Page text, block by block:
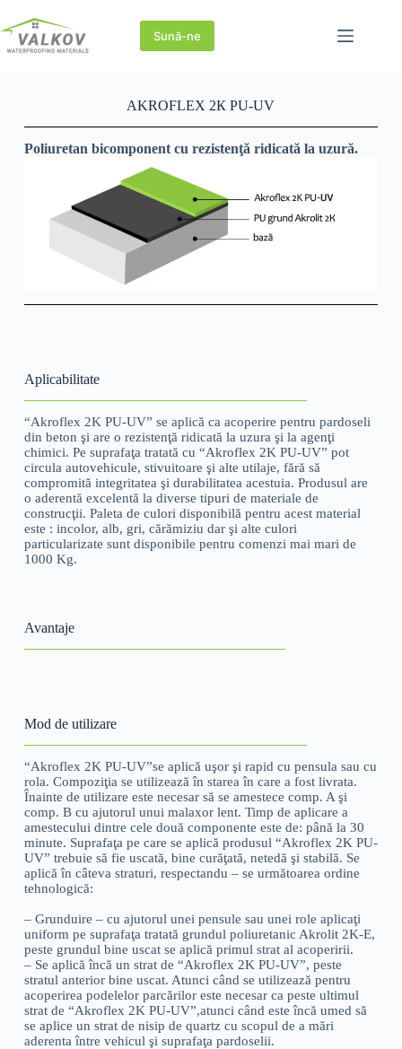
Sună-ne
AKROFLEX 2К PU-UV
Poliuretan bicomponent cu rezistenţă ridicată la uzură.
Aplicabilitate
“Akroflex 2K PU-UV” se aplică ca acoperire pentru pardoseli
din beton şi are o rezistenţă ridicată la uzura şi la agenţi
chimici. Pe suprafaţa tratată cu “Akroflex 2K PU-UV” pot
circula autovehicule, stivuitoare şi alte utilaje, fără să
compromită integritatea şi durabilitatea acestuia. Produsul are
o aderentă excelentă la diverse tipuri de materiale de
construcţii. Paleta de culori disponibilă pentru acest material
este : incolor, alb, gri, cărămiziu dar şi alte culori
particularizate sunt disponibile pentru comenzi mai mari de
1000 Kg.
Avantaje
Mod de utilizare
“Akroflex 2K PU-UV”se aplică uşor şi rapid cu pensula sau cu
rola. Compoziţia se utilizează în starea în care a fost livrata.
Înainte de utilizare este necesar să se amestece comp. A şi
comp. B cu ajutorul unui malaxor lent. Timp de aplicare a
amestecului dintre cele două componente este de: până la 30
minute. Suprafaţa pe care se aplică produsul “Akroflex 2K PU-
UV” trebuie să fie uscată, bine curăţată, netedă şi stabilă. Se
aplică în câteva straturi, respectandu – se următoarea ordine
tehnologică:
– Grunduire – cu ajutorul unei pensule sau unei role aplicaţi
uniform pe suprafaţa tratată grundul poliuretanic Akrolit 2K-E,
peste grundul bine uscat se aplică primul strat al acoperirii.
– Se aplică încă un strat de “Akroflex 2K PU-UV”, peste
stratul anterior bine uscat. Atunci când se utilizează pentru
acoperirea podelelor parcărilor este necesar ca peste ultimul
strat de “Akroflex 2K PU-UV”,atunci când este încă umed să
se aplice un strat de nisip de quartz cu scopul de a mări
aderenta între vehicul şi suprafaţa pardoselii.